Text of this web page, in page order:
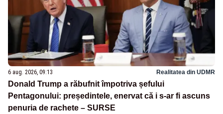
6 aug. 2026, 09:13 Realitatea din UDMR
Donald Trump a răbufnit împotriva șefului
Pentagonului: președintele, enervat că i s-ar fi ascuns
penuria de rachete – SURSE